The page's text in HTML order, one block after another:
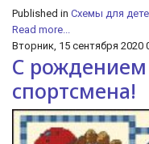
Published in Схемы для
Read more...
Вторник, 15 сентября 2020
С
спортсмена!